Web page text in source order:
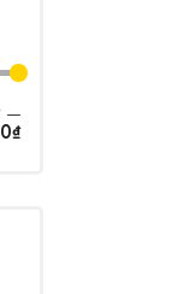
—